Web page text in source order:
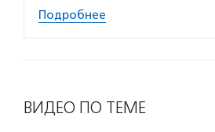
Подробнее
ВИДЕО ПО ТЕМЕ